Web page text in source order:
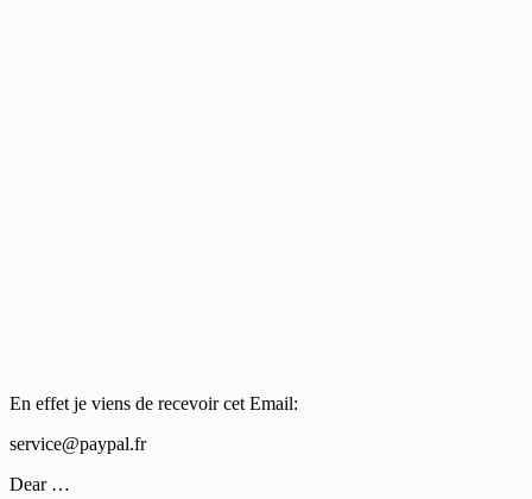
En effet je viens de recevoir cet Email:
service@paypal.fr
Dear …